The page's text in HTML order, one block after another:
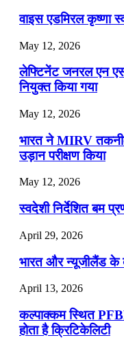
वाइस एडमिरल कृष्णा
May 12, 2026
लेफ्टिनेंट जनरल एन एस
नियुक्त किया गया
May 12, 2026
भारत ने MIRV
उड़ान परीक्षण किया
May 12, 2026
स्वदेशी निर्देशित बम
April 29, 2026
भारत और न्यूजीलैंड के
April 13, 2026
कल्पाक्कम स्थित
होता है क्रिटिकेलिटी